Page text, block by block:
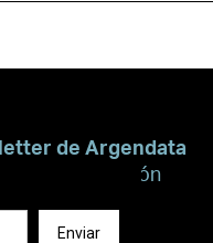
de Argendata
información
Enviar